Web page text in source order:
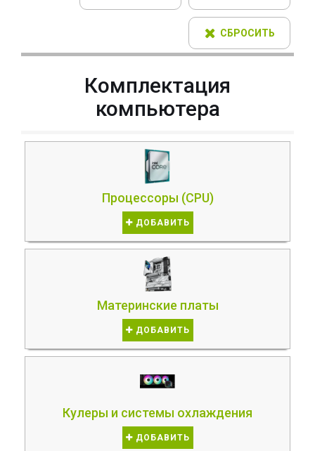
СБРОСИТЬ
Комплектация
компьютера
Процессоры (CPU)
ДОБАВИТЬ
Материнские платы
ДОБАВИТЬ
Кулеры и системы охлаждения
ДОБАВИТЬ